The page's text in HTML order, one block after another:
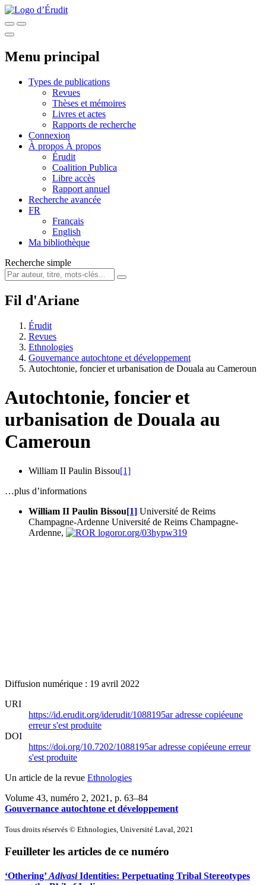
Menu principal
Types de publications
Revues
Thèses et mémoires
Livres et actes
Rapports de recherche
Connexion
À propos À propos
Érudit
Coalition Publica
Libre accès
Rapport annuel
Recherche avancée
FR
Français
English
Ma bibliothèque
Recherche simple
Fil d'Ariane
Érudit
Revues
Ethnologies
Gouvernance autochtone et développement
Autochtonie, foncier et urbanisation de Douala au Cameroun
Autochtonie, foncier et
urbanisation de Douala au
Cameroun
William II Paulin Bissou[1]
…plus d’informations
William II Paulin Bissou[1] Université de Reims
Champagne-Ardenne Université de Reims Champagne-
Ardenne,
ror.org/03hypw319
Diffusion numérique : 19 avril 2022
URI
https://id.erudit.org/iderudit/1088195aradresse copiéeune
erreur s'est produite
DOI
https://doi.org/10.7202/1088195aradresse copiéeune erreur
s'est produite
Un article de la revue Ethnologies
Volume 43, numéro 2, 2021 , p. 63–84
Gouvernance autochtone et développement
Tous droits réservés © Ethnologies, Université Laval, 2021
Feuilleter les articles de ce numéro
‘Othering’AdivasiIdentities: Perpetuating Tribal Stereotypes